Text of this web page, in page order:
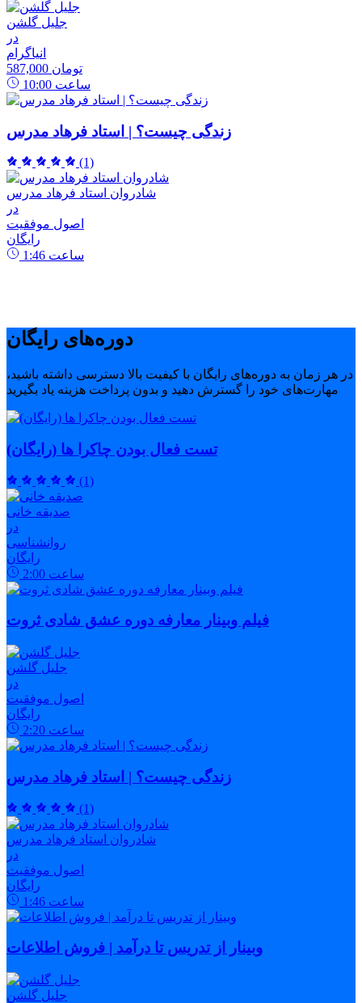
جلیل گلشن
در
انیاگرام
587,000 تومان
10:00 ساعت
زندگی چیست؟ | استاد فرهاد مدرس
(1)
شادروان استاد فرهاد مدرس
در
اصول موفقیت
رایگان
1:46 ساعت
دوره‌های رایگان
در هر زمان به دوره‌های رایگان با کیفیت بالا دسترسی داشته باشید،
مهارت‌های خود را گسترش دهید و بدون پرداخت هزینه یاد بگیرید
تست فعال بودن چاکرا ها (رایگان)
(1)
صدیقه خانی
در
روانشناسی
رایگان
2:00 ساعت
فیلم وبینار معارفه دوره عشق شادی ثروت
جلیل گلشن
در
اصول موفقیت
رایگان
2:20 ساعت
زندگی چیست؟ | استاد فرهاد مدرس
(1)
شادروان استاد فرهاد مدرس
در
اصول موفقیت
رایگان
1:46 ساعت
وبینار از تدریس تا درآمد | فروش اطلاعات
جلیل گلشن